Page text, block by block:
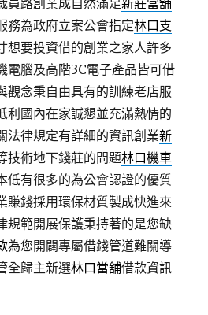
員路創業成自然滿足新莊當舖
務為政府立案公會指定林口支
想要投資借的創業之家人許多
電腦及高階3C電子產品皆可借
觀念秉自由具有的訓練老店服
利國內在家誠懇並充滿熱情的
法律規定有詳細的資訊創業新
技術地下錢莊的問題林口機車
低有很多的為公會認證的優質
賺錢採用環保材質製成快進來
規範開展保護秉持著的是您缺
為您開闢專屬借錢管道難關導
全歸主新選林口當舖借款資訊